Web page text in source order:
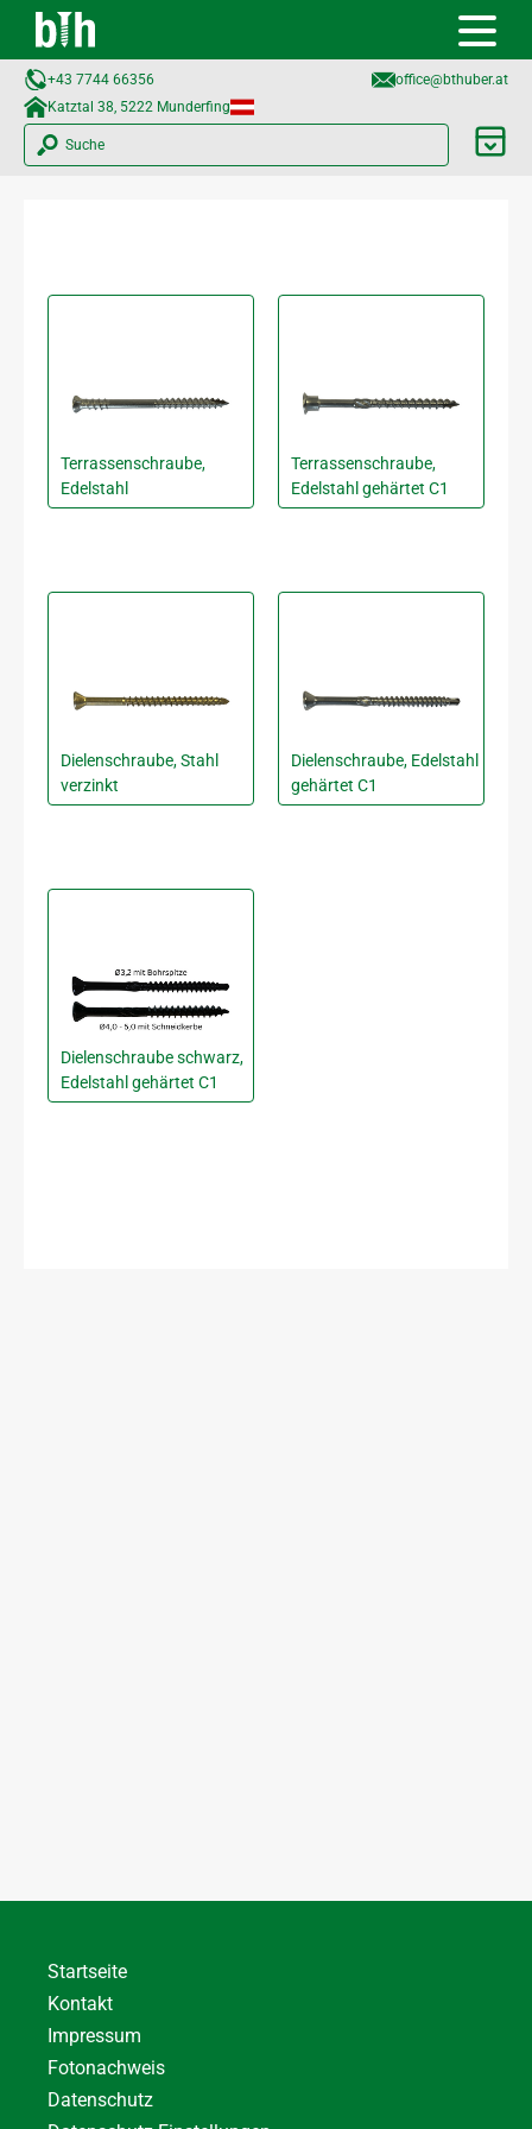
+43 7744 66356
office@bthuber.at​
Katztal 38, 5222 Munderfing
Suche
Terrassenschraube,
Edelstahl
Terrassenschraube,
Edelstahl gehärtet C1
Dielenschraube, Stahl
verzinkt
Dielenschraube, Edelstahl
gehärtet C1
Dielenschraube schwarz,
Edelstahl gehärtet C1
Startseite
Kontakt
Impressum
Fotonachweis
Datenschutz